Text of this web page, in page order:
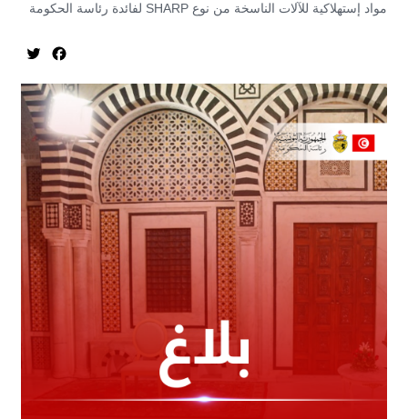
مواد إستهلاكية للآلات الناسخة من نوع SHARP لفائدة رئاسة الحكومة